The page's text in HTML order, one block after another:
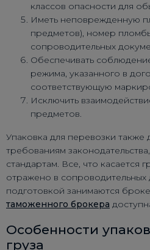
классов опасности для
Иметь неповрежденную
предметов), номер
сопроводительных
Обеспечивать
режима, указанного в
соответствующую
Исключить
предметов.
Упаковка для перевозки также
требованиям
стандартам. Все, что касается
отражено в сопроводительных
подготовкой занимаются
таможенного брокера
Особенности
груза